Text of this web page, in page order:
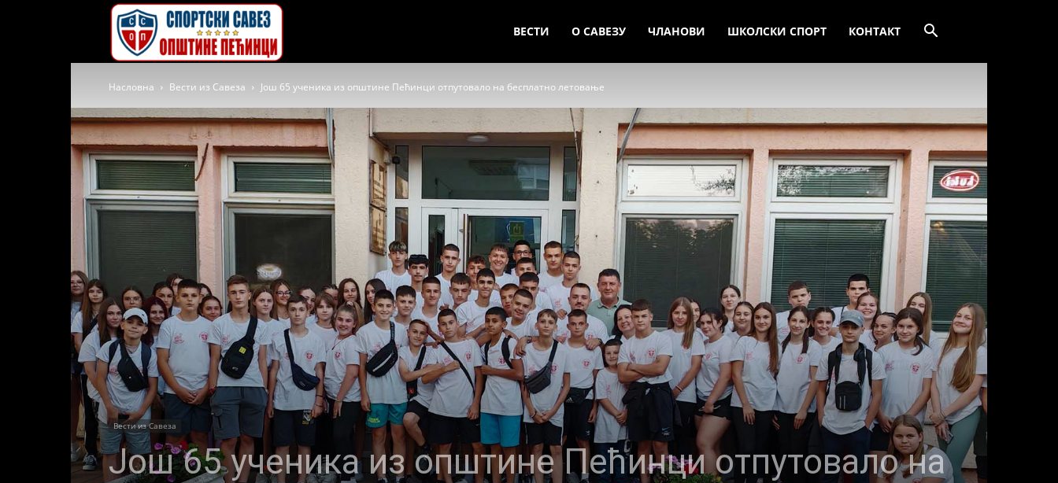
савез
општине
Пећинци
ВЕСТИ О САВЕЗУ ЧЛАНОВИ ШКОЛСКИ СПОРТ КОНТАКТ
Насловна Вести из Савеза Још 65 ученика из општине Пећинци отпутовало на бесплатно летовање
Вести из Савеза
Још 65 ученика из општине Пећинци отпутовало на